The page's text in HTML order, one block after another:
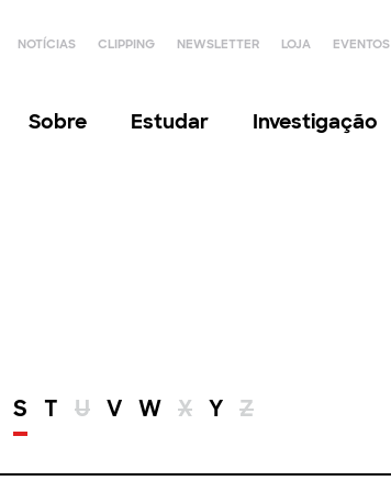
NOTÍCIAS CLIPPING NEWSLETTER LOJA EVENTOS
Sobre Estudar Investigação
S T U V W X Y Z